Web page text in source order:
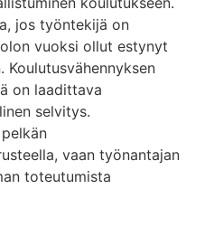
jos työntekijä on
vuoksi ollut estynyt
Koulutusvähennyksen
on laadittava
selvitys.
vaan työnantajan
toteutumista